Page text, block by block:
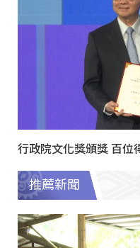
行政院文化獎頒獎 百位
推薦新聞